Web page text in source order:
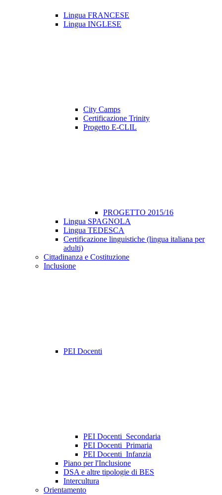
Lingua FRANCESE
Lingua INGLESE
City Camps
Certificazione Trinity
Progetto E-CLIL
PROGETTO 2015/16
Lingua SPAGNOLA
Lingua TEDESCA
Certificazione linguistiche (lingua italiana per
adulti)
Cittadinanza e Costituzione
Inclusione
PEI Docenti
PEI Docenti_Secondaria
PEI Docenti_Primaria
PEI Docenti_Infanzia
Piano per l'Inclusione
DSA e altre tipologie di BES
Intercultura
Orientamento